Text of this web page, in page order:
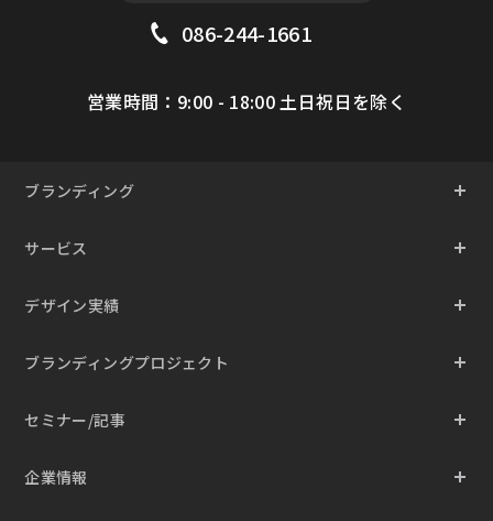
086-244-1661
営業時間：9:00 - 18:00 土日祝日を除く
ブランディング
サービス
デザイン実績
ブランディングプロジェクト
セミナー/記事
企業情報